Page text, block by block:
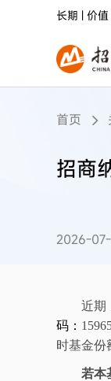
长期 | 价
首页
招商
2026-
近期
码：
时基金份
若本